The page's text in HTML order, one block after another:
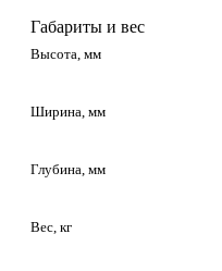
Габариты и вес
Высота, мм
Ширина, мм
Глубина, мм
Вес, кг